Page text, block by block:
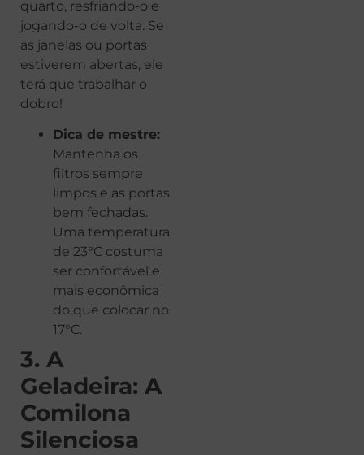
quarto, resfriando-o e
jogando-o de volta. Se
as janelas ou portas
estiverem abertas, ele
terá que trabalhar o
dobro!
Dica de mestre:
Mantenha os
filtros sempre
limpos e as portas
bem fechadas.
Uma temperatura
de 23°C costuma
ser confortável e
mais econômica
do que colocar no
17°C.
3. A
Geladeira: A
Comilona
Silenciosa